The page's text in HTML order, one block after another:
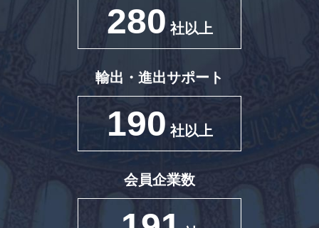
280 社以上
輸出・進出サポート
190 社以上
会員企業数